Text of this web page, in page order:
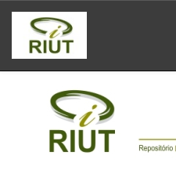
Skip
navigation